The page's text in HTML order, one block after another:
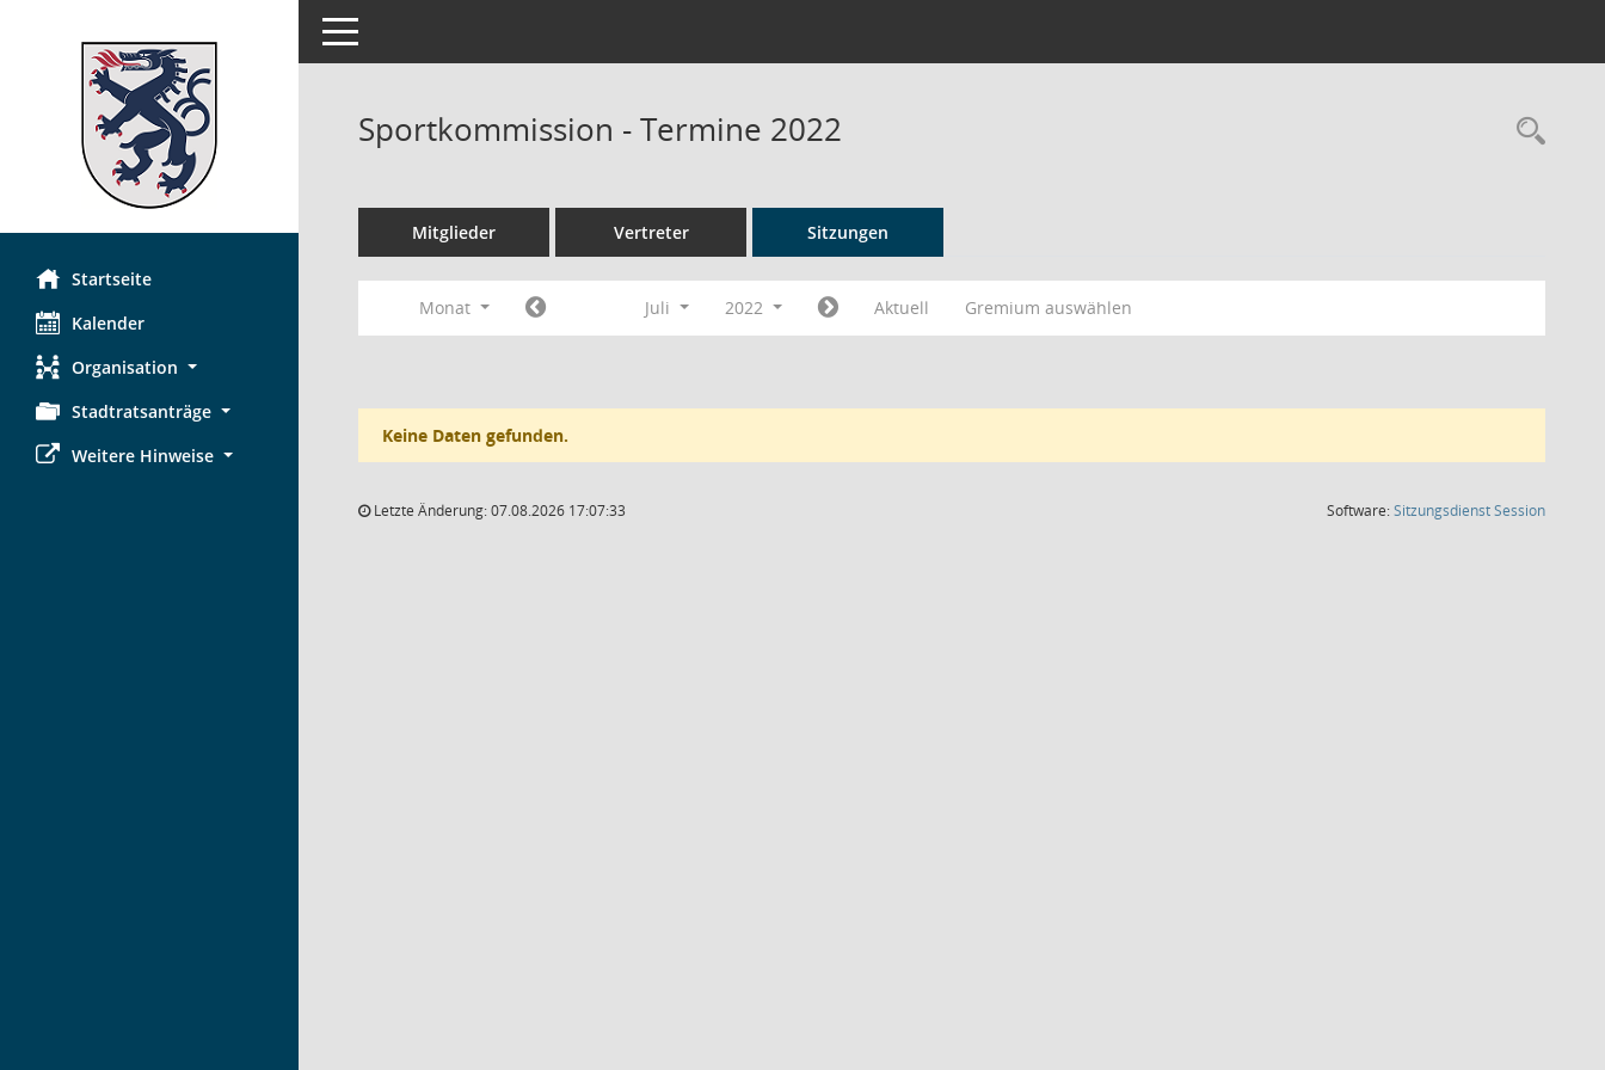
Startseite
Kalender
Organisation
Stadtratsanträge
Weitere Hinweise
Toggle navigation
Sportkommission - Termine 2022
Mitglieder Vertreter Sitzungen
Monat Juli 2022 Aktuell Gremium auswählen
Keine Daten gefunden.
Letzte Änderung: 07.08.2026 17:07:33 Software:SitzungsdienstSession(Wird in